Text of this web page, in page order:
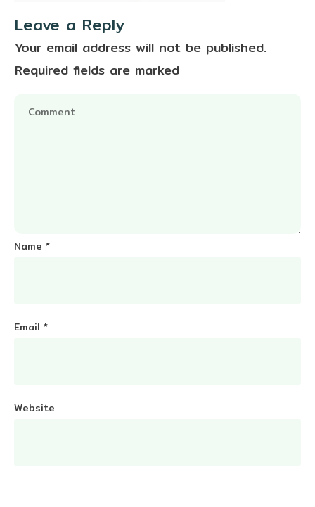
Leave a Reply
Your email address will not be published.
Required fields are marked
Name *
Email *
Website